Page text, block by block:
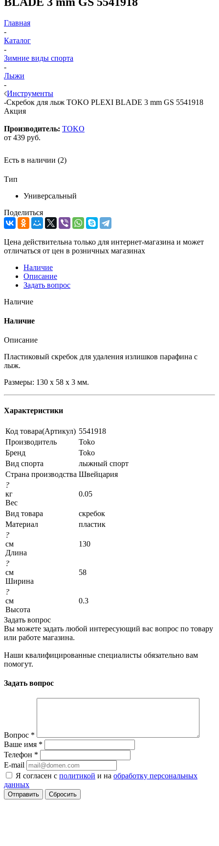
Главная
-
Каталог
-
Зимние виды спорта
-
Лыжи
-
Инструменты
-Скребок для лыж TOKO PLEXI BLADE 3 mm GS 5541918
Акция
Производитель: TOKO
от 439 руб.
Есть в наличии (2)
Тип
Универсальный
Поделиться
Цена действительна только для интернет-магазина и может
отличаться от цен в розничных магазинах
Наличие
Описание
Задать вопрос
Наличие
Наличие
Описание
Пластиковый скребок для удаления излишков парафина с
лыж.
Размеры: 130 x 58 x 3 мм.
Характеристики
Код товара(Артикул) 5541918
Производитель
Toko
Бренд
Toko
Вид спорта
лыжный спорт
Страна производства Швейцария
?
кг
Вес
0.05
Вид товара
скребок
Материал
пластик
?
см
Длина
130
?
см
Ширина
58
?
см
Высота
0.3
Задать вопрос
Вы можете задать любой интересующий вас вопрос по товару
или работе магазина.
Наши квалифицированные специалисты обязательно вам
помогут.
Задать вопрос
Вопрос *
Ваше имя *
Телефон *
E-mail
Я согласен с политикой и на обработку персональных
данных
Сбросить